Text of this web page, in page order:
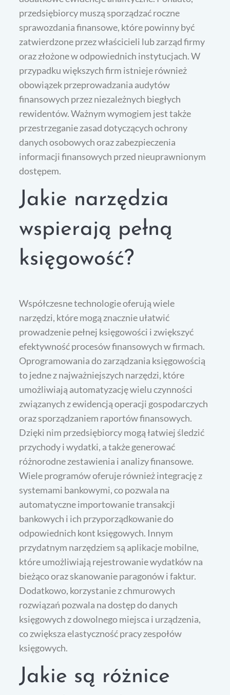
przedsiębiorcy muszą sporządzać roczne
sprawozdania finansowe, które powinny być
zatwierdzone przez właścicieli lub zarząd firmy
oraz złożone w odpowiednich instytucjach. W
przypadku większych firm istnieje również
obowiązek przeprowadzania audytów
finansowych przez niezależnych biegłych
rewidentów. Ważnym wymogiem jest także
przestrzeganie zasad dotyczących ochrony
danych osobowych oraz zabezpieczenia
informacji finansowych przed nieuprawnionym
dostępem.
Jakie narzędzia
wspierają pełną
księgowość?
Współczesne technologie oferują wiele
narzędzi, które mogą znacznie ułatwić
prowadzenie pełnej księgowości i zwiększyć
efektywność procesów finansowych w firmach.
Oprogramowania do zarządzania księgowością
to jedne z najważniejszych narzędzi, które
umożliwiają automatyzację wielu czynności
związanych z ewidencją operacji gospodarczych
oraz sporządzaniem raportów finansowych.
Dzięki nim przedsiębiorcy mogą łatwiej śledzić
przychody i wydatki, a także generować
różnorodne zestawienia i analizy finansowe.
Wiele programów oferuje również integrację z
systemami bankowymi, co pozwala na
automatyczne importowanie transakcji
bankowych i ich przyporządkowanie do
odpowiednich kont księgowych. Innym
przydatnym narzędziem są aplikacje mobilne,
które umożliwiają rejestrowanie wydatków na
bieżąco oraz skanowanie paragonów i faktur.
Dodatkowo, korzystanie z chmurowych
rozwiązań pozwala na dostęp do danych
księgowych z dowolnego miejsca i urządzenia,
co zwiększa elastyczność pracy zespołów
księgowych.
Jakie są różnice